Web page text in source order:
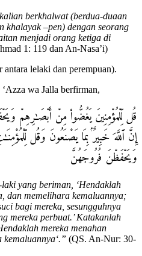
berkhalwat (berdua-duaan
khalayak –pen) dengan seorang
menjadi orang ketiga di
1: 119 dan An-Nasa’i)
lelaki dan perempuan).
wa Jalla berfirman,
قُل لِّلْمُؤْمِنِينَ يَغُضُّوا۟ مِنْ أَبْصَـٰرِهِمْ
إِنَّ ٱللَّهَ خَبِيرٌۢ بِمَا يَصْنَعُونَ وَقُل
وَيَحْفَظْنَ فُرُوجَهُنَّ
yang beriman, ‘Hendaklah
dan memelihara kemaluannya;
bagi mereka, sesungguhnya
mereka perbuat.’ Katakanlah
mereka menahan
(QS. An-Nur: 30-